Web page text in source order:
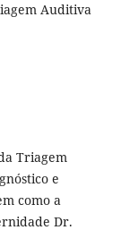
Auditiva
Triagem
e
como a
Dr.